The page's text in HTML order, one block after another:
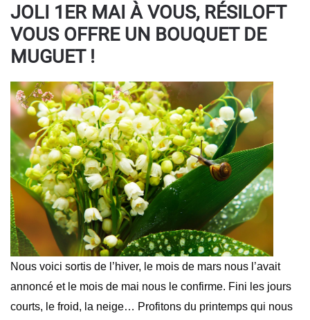
JOLI 1ER MAI À VOUS, RÉSILOFT
VOUS OFFRE UN BOUQUET DE
MUGUET !
Nous voici sortis de l’hiver, le mois de mars nous l’avait
annoncé et le mois de mai nous le confirme. Fini les jours
courts, le froid, la neige… Profitons du printemps qui nous